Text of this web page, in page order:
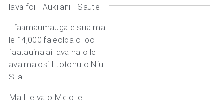
lava foi I Aukilani I Saute
I faamaumauga e silia ma
le 14,000 faleoloa o loo
faatauina ai lava na o le
ava malosi I totonu o Niu
Sila
Ma I le va o Me o le